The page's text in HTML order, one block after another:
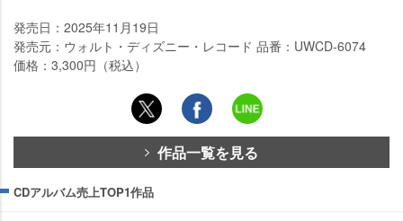
発売日：2025年11月19日
発売元：ウォルト・ディズニー・レコード 品番：UWCD-6074
価格：3,300円（税込）
作品一覧を見る
CDアルバム売上TOP1作品